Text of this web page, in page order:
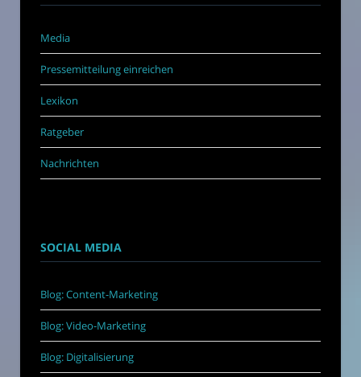
Media
Pressemitteilung einreichen
Lexikon
Ratgeber
Nachrichten
SOCIAL MEDIA
Blog: Content-Marketing
Blog: Video-Marketing
Blog: Digitalisierung